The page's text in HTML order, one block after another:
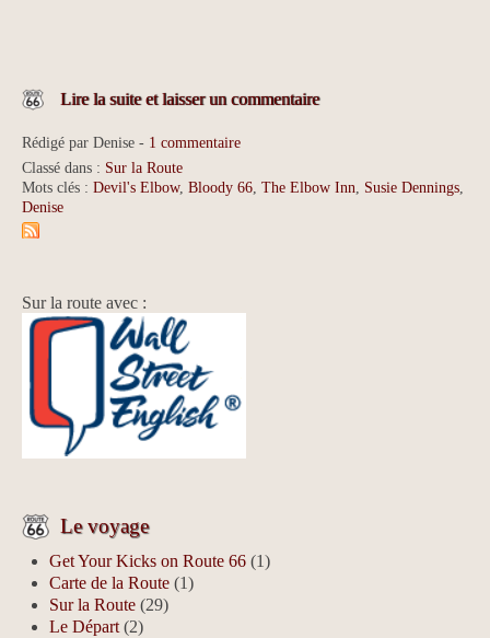
Lire la suite et laisser un commentaire
Rédigé par Denise - 1 commentaire
Classé dans : Sur la Route
Mots clés : Devil's Elbow, Bloody 66, The Elbow Inn, Susie Dennings,
Denise
Sur la route avec :
Le voyage
Get Your Kicks on Route 66 (1)
Carte de la Route (1)
Sur la Route (29)
Le Départ (2)